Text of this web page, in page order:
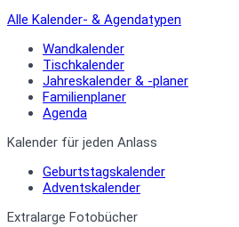
Alle Kalender- & Agendatypen
Wandkalender
Tischkalender
Jahreskalender & -planer
Familienplaner
Agenda
Kalender für jeden Anlass
Geburtstagskalender
Adventskalender
Extralarge Fotobücher